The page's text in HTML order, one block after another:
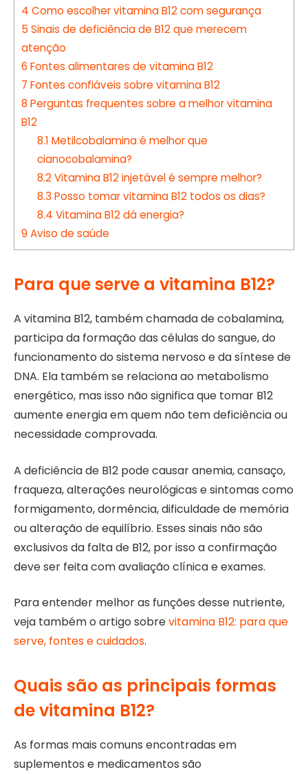
4 Como escolher vitamina B12 com segurança
5 Sinais de deficiência de B12 que merecem
atenção
6 Fontes alimentares de vitamina B12
7 Fontes confiáveis sobre vitamina B12
8 Perguntas frequentes sobre a melhor vitamina
B12
8.1 Metilcobalamina é melhor que
cianocobalamina?
8.2Vitamina B12 injetável é sempre melhor?
8.3 Posso tomar vitamina B12 todos os dias?
8.4 Vitamina B12 dá energia?
9 Aviso de saúde
Para que serve a vitamina B12?
A vitamina B12, também chamada de cobalamina,
participa da formação das células do sangue, do
funcionamento do sistema nervoso e da síntese de
DNA. Ela também se relaciona ao metabolismo
energético, mas isso não significa que tomar B12
aumente energia em quem não tem deficiência ou
necessidade comprovada.
A deficiência de B12 pode causar anemia, cansaço,
fraqueza, alterações neurológicas e sintomas como
formigamento, dormência, dificuldade de memória
ou alteração de equilíbrio. Esses sinais não são
exclusivos da falta de B12, por isso a confirmação
deve ser feita com avaliação clínica e exames.
Para entender melhor as funções desse nutriente,
veja também o artigo sobrevitamina B12: para que
serve, fontes e cuidados.
Quais são as principais formas
de vitamina B12?
As formas mais comuns encontradas em
suplementos e medicamentos são